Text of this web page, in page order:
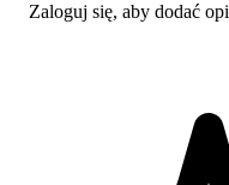
Zaloguj się, aby dodać